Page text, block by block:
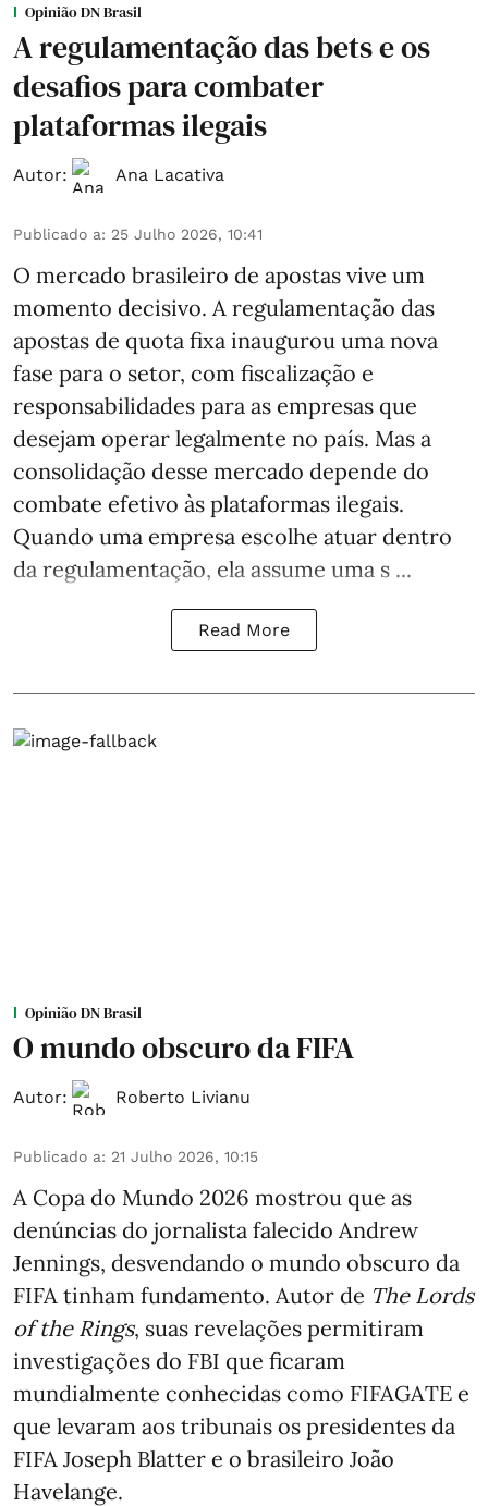
Opinião DN Brasil
A regulamentação das bets e os
desafios para combater
plataformas ilegais
Autor: Ana Lacativa
Publicado a: 25 Julho 2026, 10:41
O mercado brasileiro de apostas vive um
momento decisivo. A regulamentação das
apostas de quota fixa inaugurou uma nova
fase para o setor, com fiscalização e
responsabilidades para as empresas que
desejam operar legalmente no país. Mas a
consolidação desse mercado depende do
combate efetivo às plataformas ilegais.
Quando uma empresa escolhe atuar dentro
da regulamentação, ela assume uma s ...
Read More
Opinião DN Brasil
O mundo obscuro da FIFA
Autor: Roberto Livianu
Publicado a: 21 Julho 2026, 10:15
A Copa do Mundo 2026 mostrou que as
denúncias do jornalista falecido Andrew
Jennings, desvendando o mundo obscuro da
FIFA tinham fundamento. Autor de The Lords
of the Rings, suas revelações permitiram
investigações do FBI que ficaram
mundialmente conhecidas como FIFAGATE e
que levaram aos tribunais os presidentes da
FIFA Joseph Blatter e o brasileiro João
Havelange.